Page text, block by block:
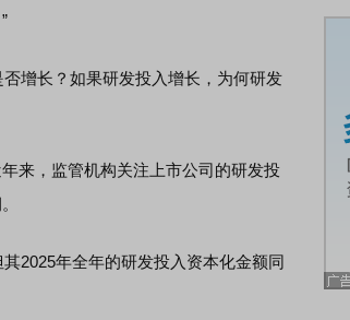
增长？如果研发投入增长，为何研发
来，监管机构关注上市公司的研发投
2025年全年的研发投入资本化金额同